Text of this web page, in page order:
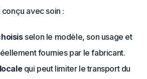
avec soin :
selon le modèle, son usage et
fournies par le fabricant.
qui peut limiter le transport du